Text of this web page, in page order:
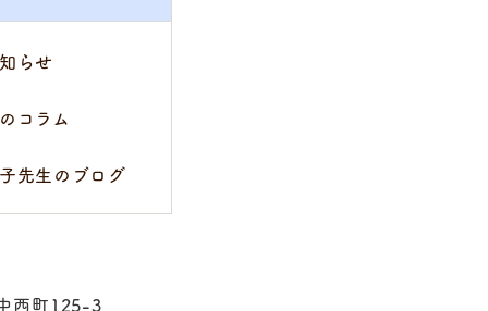
らせ
コラム
先生のブログ
西町125-3